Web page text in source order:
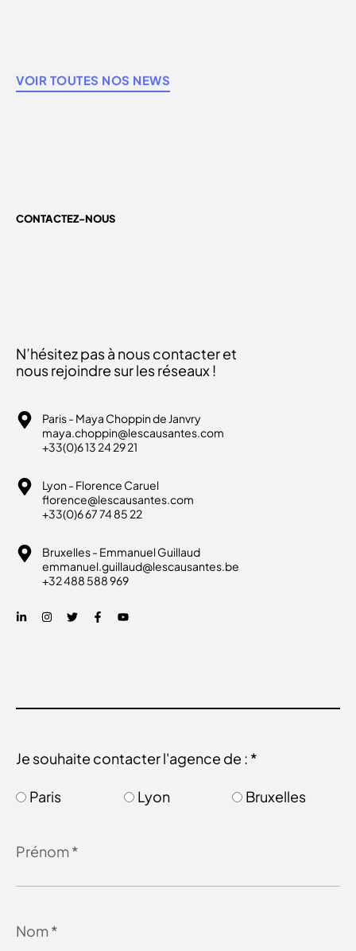
VOIR TOUTES NOS NEWS
CONTACTEZ-NOUS
N’hésitez pas à nous contacter et
nous rejoindre sur les réseaux !
Paris - Maya Choppin de Janvry
maya.choppin@lescausantes.com
+33(0)6 13 24 29 21
Lyon - Florence Caruel
florence@lescausantes.com
+33(0)6 67 74 85 22
Bruxelles - Emmanuel Guillaud
emmanuel.guillaud@lescausantes.be
+32 488 588 969
Je souhaite contacter l'agence de : *
Paris Lyon Bruxelles